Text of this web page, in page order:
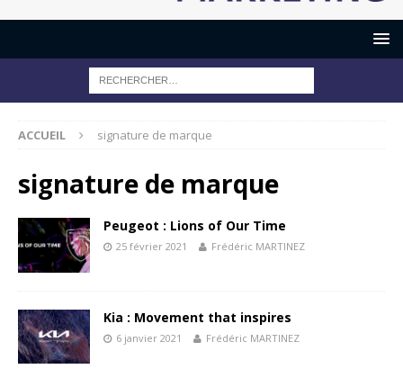
ACCUEIL signature de marque
signature de marque
Peugeot : Lions of Our Time
25 février 2021 Frédéric MARTINEZ
Kia : Movement that inspires
6 janvier 2021 Frédéric MARTINEZ